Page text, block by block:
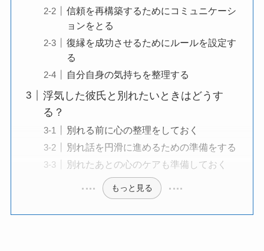
信頼を再構築するためにコミュニケーシ
ョンをとる
復縁を成功させるためにルールを設定す
る
自分自身の気持ちを整理する
浮気した彼氏と別れたいときはどうす
る？
別れる前に心の整理をしておく
別れ話を円滑に進めるための準備をする
別れたあとの心のケアも準備しておく
もっと見る